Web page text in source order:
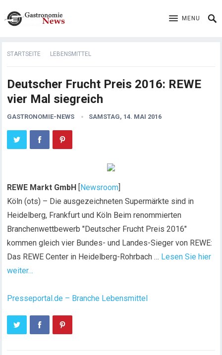
MENU
STARTSEITE LEBENSMITTEL
Deutscher Frucht Preis 2016: REWE
vier Mal siegreich
GASTRONOMIE-NEWS SAMSTAG, 14. MAI 2016
REWE Markt GmbH [Newsroom]
Köln (ots) – Die ausgezeichneten Supermärkte sind in
Heidelberg, Frankfurt und Köln Beim renommierten
Branchenwettbewerb "Deutscher Frucht Preis 2016"
kommen gleich vier Bundes- und Landes-Sieger von REWE:
Das REWE Center in Heidelberg-Rohrbach … Lesen Sie hier
weiter…
Presseportal.de – Branche Lebensmittel